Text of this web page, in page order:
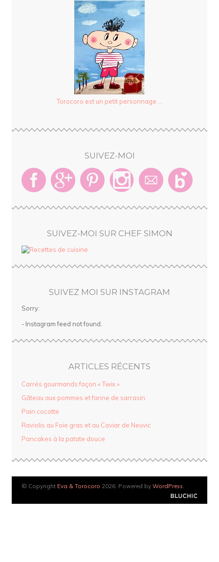
Torocoro est un petit personnage ...
SUIVEZ-MOI
SUIVEZ-MOI SUR CHEF SIMON
SUIVEZ MOI SUR INSTAGRAM
Sorry:
- Instagram feed not found.
ARTICLES RÉCENTS
Carrés gourmands façon « Twix »
Gâteau aux pommes et farine de sarrasin
Pain cocotte
Raviolis au Foie gras et au Caviar de Neuvic
Pancakes à la patate douce
© Copyright Eva & Torocoro 2026. Powered by WordPress